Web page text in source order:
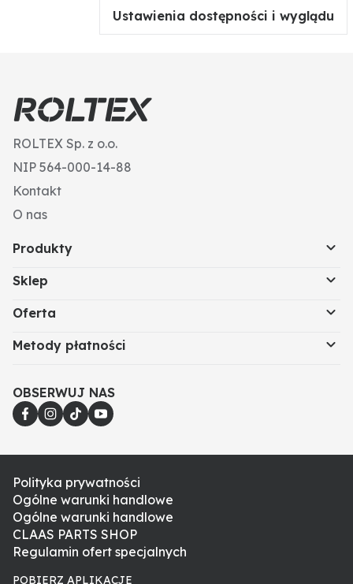
Ustawienia dostępności i wyglądu
ROLTEX Sp. z o.o.
NIP 564-000-14-88
Kontakt
O nas
Produkty
Sklep
Oferta
Metody płatności
OBSERWUJ NAS
Polityka prywatności
Ogólne warunki handlowe
Ogólne warunki handlowe
CLAAS PARTS SHOP
Regulamin ofert specjalnych
POBIERZ APLIKACJE